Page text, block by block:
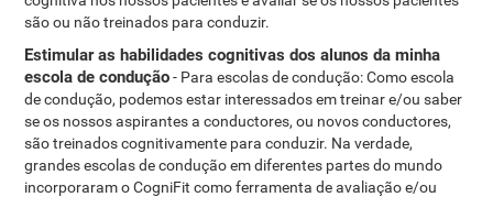
são ou não treinados para conduzir.
Estimular as habilidades cognitivas dos alunos da minha
escola de condução- Para escolas de condução: Como escola
de condução, podemos estar interessados ​​em treinar e/ou saber
se os nossos aspirantes a conductores, ou novos conductores,
são treinados cognitivamente para conduzir. Na verdade,
grandes escolas de condução em diferentes partes do mundo
incorporaram o CogniFit como ferramenta de avaliação e/ou